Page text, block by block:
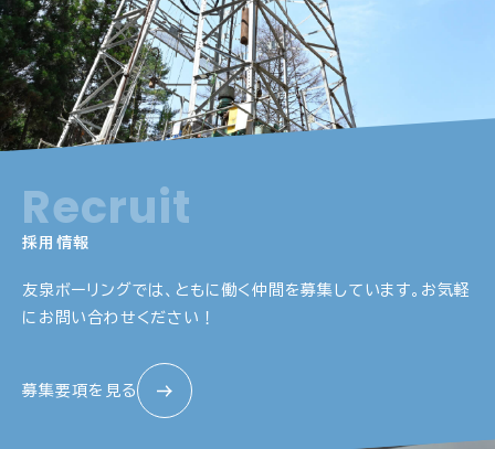
Recruit
採用情報
友泉ボーリングでは、ともに働く仲間を募集しています。 お気軽
にお問い合わせください！
募集要項を見る